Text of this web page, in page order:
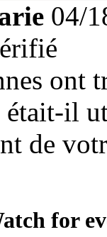
04/
ont
était-il
de
for